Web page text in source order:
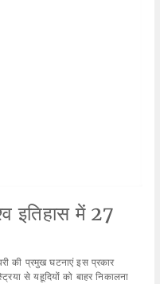
इतिहास में 27
की प्रमुख घटनाएं इस प्रकार
से यहूदियों को बाहर निकालना